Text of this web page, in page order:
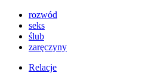
rozwód
seks
ślub
zaręczyny
Relacje